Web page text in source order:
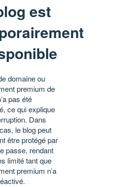
est
domaine ou
premium de
pas été
ce qui explique
Dans
le blog peut
être protégé par
passe, rendant
limité tant que
premium n’a